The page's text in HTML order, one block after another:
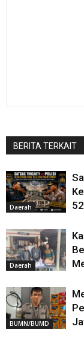
BERITA TERKAIT
Daerah
Daerah
BUMN/BUMD